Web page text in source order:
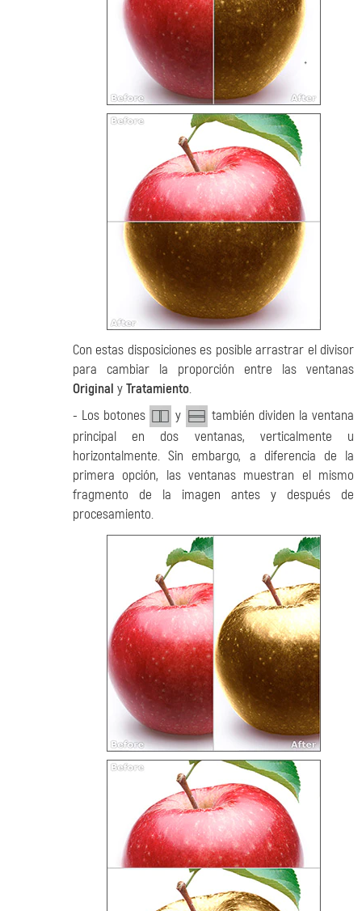
Con estas disposiciones es posible arrastrar el divisor
para cambiar la proporción entre las ventanas
Original yTratamiento.
- Los botones
y
también dividen la ventana
principal en dos ventanas, verticalmente u
horizontalmente. Sin embargo, a diferencia de la
primera opción, las ventanas muestran el mismo
fragmento de la imagen antes y después de
procesamiento.